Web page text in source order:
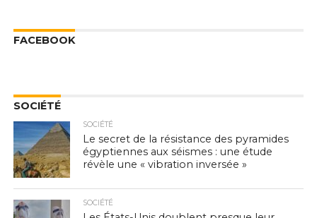
FACEBOOK
SOCIÉTÉ
SOCIÉTÉ
Le secret de la résistance des pyramides
égyptiennes aux séismes : une étude
révèle une « vibration inversée »
SOCIÉTÉ